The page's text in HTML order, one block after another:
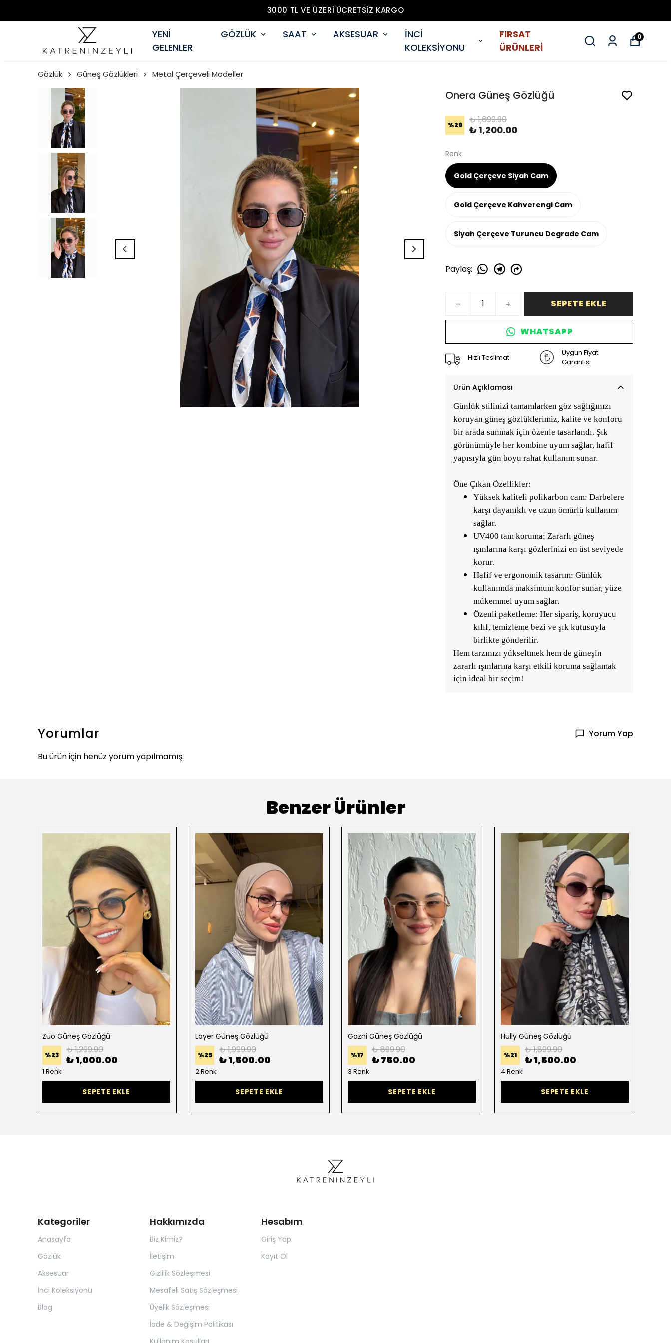
3000 TL VE ÜZERİ ÜCRETSİZ KARGO
YENİ
GELENLER
GÖZLÜK SAAT AKSESUAR
İNCİ
KOLEKSİYONU
FIRSAT
ÜRÜNLERİ
0
Gözlük Güneş Gözlükleri Metal Çerçeveli Modeller
Onera Güneş Gözlüğü
%29 ₺ 1,699.90
₺ 1,200.00
Renk
Gold Çerçeve Siyah Cam
Gold Çerçeve Kahverengi Cam
Siyah Çerçeve Turuncu Degrade Cam
Paylaş:
SEPETE EKLE
WHATSAPP
Hızlı Teslimat
Uygun Fiyat
Garantisi
Ürün Açıklaması
Günlük stilinizi tamamlarken göz sağlığınızı
koruyan güneş gözlüklerimiz, kalite ve konforu
bir arada sunmak için özenle tasarlandı. Şık
görünümüyle her kombine uyum sağlar, hafif
yapısıyla gün boyu rahat kullanım sunar.
Öne Çıkan Özellikler:
Yüksek kaliteli polikarbon cam: Darbelere
karşı dayanıklı ve uzun ömürlü kullanım
sağlar.
UV400 tam koruma: Zararlı güneş
ışınlarına karşı gözlerinizi en üst seviyede
korur.
Hafif ve ergonomik tasarım: Günlük
kullanımda maksimum konfor sunar, yüze
mükemmel uyum sağlar.
Özenli paketleme: Her sipariş, koruyucu
kılıf, temizleme bezi ve şık kutusuyla
birlikte gönderilir.
Hem tarzınızı yükseltmek hem de güneşin
zararlı ışınlarına karşı etkili koruma sağlamak
için ideal bir seçim!
Yorumlar
Yorum Yap
Bu ürün için henüz yorum yapılmamış.
Benzer Ürünler
Zuo Güneş Gözlüğü
%23 ₺ 1,299.90
₺ 1,000.00
1 Renk
SEPETE EKLE
Layer Güneş Gözlüğü
%25 ₺ 1,999.90
₺ 1,500.00
2 Renk
SEPETE EKLE
Gazni Güneş Gözlüğü
%17 ₺ 899.90
₺ 750.00
3 Renk
SEPETE EKLE
Hully Güneş Gözlüğü
%21 ₺ 1,899.90
₺ 1,500.00
4 Renk
SEPETE EKLE
Kategoriler
Anasayfa
Gözlük
Aksesuar
İnci Koleksiyonu
Blog
Hakkımızda
Biz Kimiz?
İletişim
Gizlilik Sözleşmesi
Mesafeli Satış Sözleşmesi
Üyelik Sözleşmesi
İade & Değişim Politikası
Hesabım
Giriş Yap
Kayıt Ol